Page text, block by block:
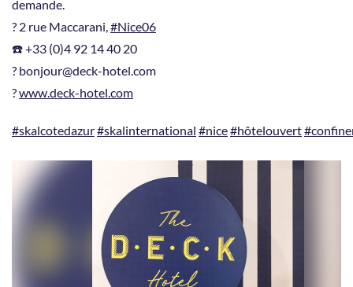
demande.
? 2 rue Maccarani,#Nice06
☎️ +33 (0)4 92 14 40 20
? bonjour@deck-hotel.com
?www.deck-hotel.com
#skalcotedazur#skalinternational #nice#hôtelouvert